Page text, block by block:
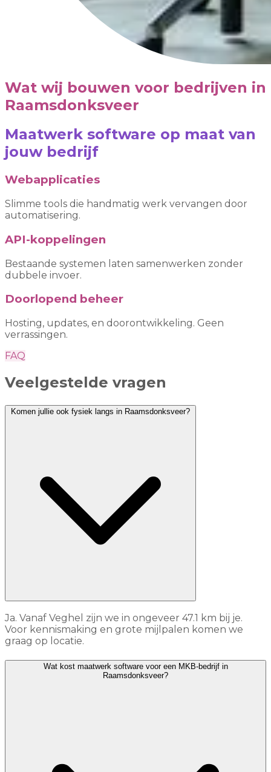
Wat wij bouwen voor bedrijven in
Raamsdonksveer
Maatwerk software op maat van
jouw bedrijf
Webapplicaties
Slimme tools die handmatig werk vervangen door
automatisering.
API-koppelingen
Bestaande systemen laten samenwerken zonder
dubbele invoer.
Doorlopend beheer
Hosting, updates, en doorontwikkeling. Geen
verrassingen.
FAQ
Veelgestelde vragen
Komen jullie ook fysiek langs in Raamsdonksveer?
Ja. Vanaf Veghel zijn we in ongeveer 47.1 km bij je.
Voor kennismaking en grote mijlpalen komen we
graag op locatie.
Wat kost maatwerk software voor een MKB-bedrijf in
Raamsdonksveer?